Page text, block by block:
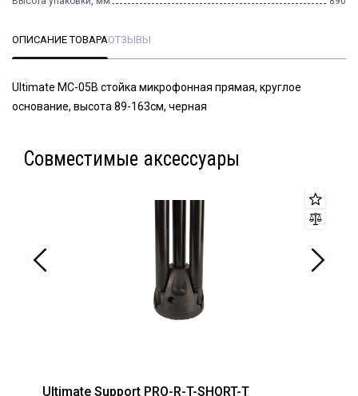
ОПИСАНИЕ ТОВАРАОТЗЫВЫ
Ultimate MC-05B стойка микрофонная прямая, круглое
основание, высота 89-163см, черная
Совместимые аксессуары
Ultimate Support PRO-R-T-SHORT-T